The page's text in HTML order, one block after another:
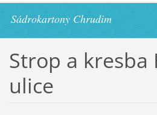
Sádrokartony Chrudim
Strop a kresba
ulice